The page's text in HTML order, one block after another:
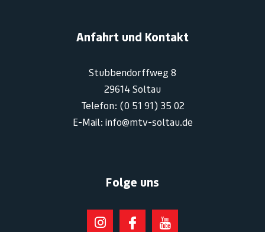
Anfahrt und Kontakt
Stubbendorffweg 8
29614 Soltau
Telefon: (0 51 91) 35 02
E-Mail: info@mtv-soltau.de
Folge uns